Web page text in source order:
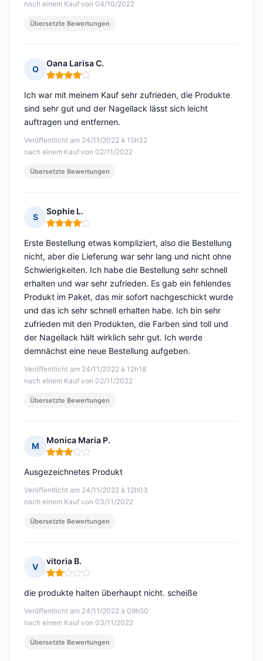
nach einem Kauf von 04/10/2022
Übersetzte Bewertungen
O
Oana Larisa C.
Hinweis: 4 von 5
Veröffentlicht am 24/11/2022 à 15h32
nach einem Kauf von 02/11/2022
Ich war mit meinem Kauf sehr zufrieden, die Produkte
sind sehr gut und der Nagellack lässt sich leicht
auftragen und entfernen.
Übersetzte Bewertungen
S
Sophie L.
Hinweis: 4 von 5
Veröffentlicht am 24/11/2022 à 12h18
nach einem Kauf von 02/11/2022
Erste Bestellung etwas kompliziert, also die Bestellung
nicht, aber die Lieferung war sehr lang und nicht ohne
Schwierigkeiten. Ich habe die Bestellung sehr schnell
erhalten und war sehr zufrieden. Es gab ein fehlendes
Produkt im Paket, das mir sofort nachgeschickt wurde
und das ich sehr schnell erhalten habe. Ich bin sehr
zufrieden mit den Produkten, die Farben sind toll und
der Nagellack hält wirklich sehr gut. Ich werde
demnächst eine neue Bestellung aufgeben.
Übersetzte Bewertungen
M
Monica Maria P.
Hinweis: 3 von 5
Veröffentlicht am 24/11/2022 à 12h03
nach einem Kauf von 03/11/2022
Ausgezeichnetes Produkt
Übersetzte Bewertungen
V
vitoria B.
Hinweis: 2 von 5
Veröffentlicht am 24/11/2022 à 09h50
nach einem Kauf von 03/11/2022
die produkte halten überhaupt nicht. scheiße
Übersetzte Bewertungen